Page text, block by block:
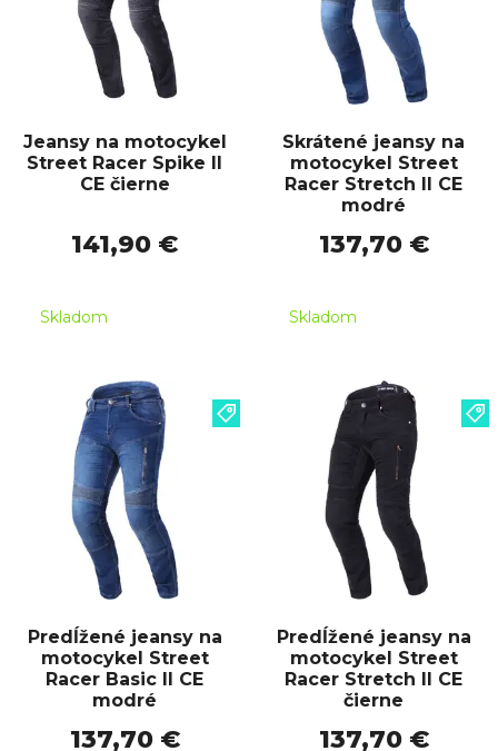
Jeansy na motocykel
Street Racer Spike II
CE čierne
141,90 €
Skladom
Skrátené jeansy na
motocykel Street
Racer Stretch II CE
modré
137,70 €
Skladom
Predĺžené jeansy na
motocykel Street
Racer Basic II CE
modré
137,70 €
Predĺžené jeansy na
motocykel Street
Racer Stretch II CE
čierne
137,70 €